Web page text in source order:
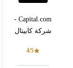
Capital.com -
شركة كابيتال
4/5